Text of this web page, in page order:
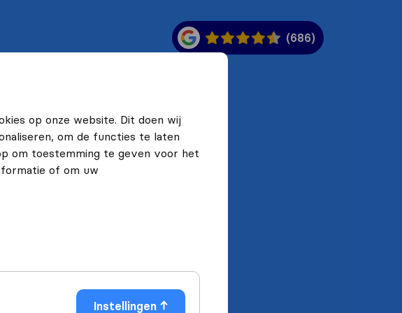
op onze website. Dit doen wij
om de functies te laten
om toestemming te geven voor het
of om uw
Instellingen
(686)